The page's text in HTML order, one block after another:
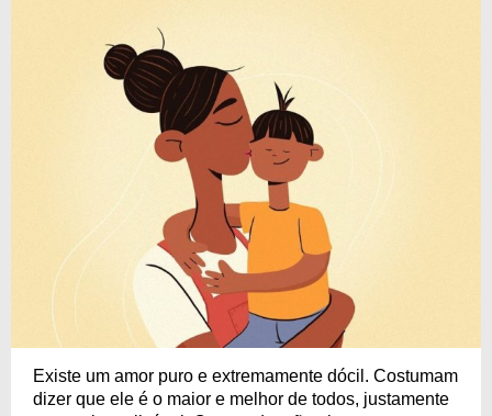
Existe um amor puro e extremamente dócil. Costumam
dizer que ele é o maior e melhor de todos, justamente